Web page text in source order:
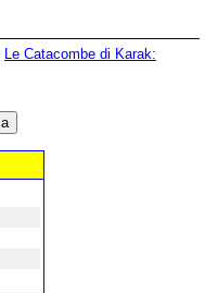
Le Catacombe di Karak: